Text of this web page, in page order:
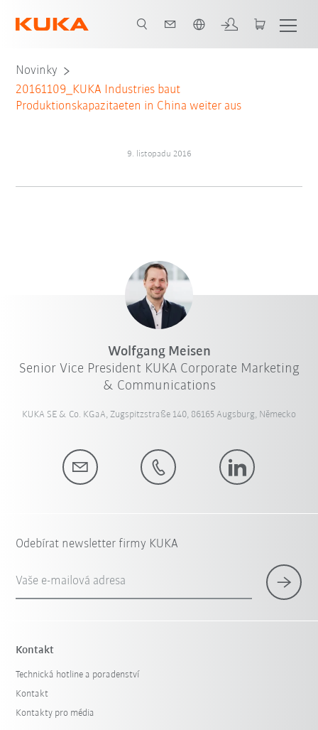
Novinky
20161109_KUKA Industries baut
Produktionskapazitaeten in China weiter aus
9. listopadu 2016
Wolfgang Meisen
Senior Vice President KUKA Corporate Marketing
& Communications
KUKA SE & Co. KGaA, Zugspitzstraße 140, 86165 Augsburg, Německo
Odebírat newsletter firmy KUKA
Vaše e-mailová adresa
Kontakt
Technická hotline a poradenství
Kontakt
Kontakty pro média